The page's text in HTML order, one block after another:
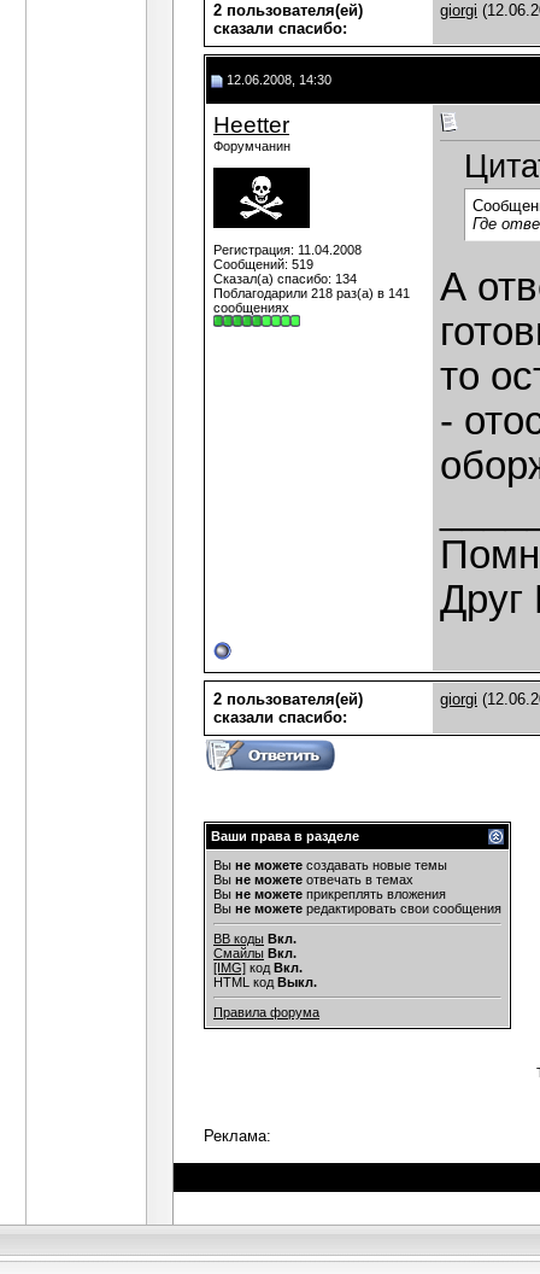
2 пользователя(ей)
сказали cпасибо:
giorgi
12.06.2008, 14:30
Heetter
Форумчанин
Регистрация: 11.04.2008
Сообщений: 519
Сказал(а) спасибо: 134
Поблагодарили 218 раз(а) в 141
сообщениях
Где
А
то
-
Друг
2 пользователя(ей)
сказали cпасибо:
giorgi
Ваши права в разделе
Вы не можете создавать новые темы
Вы не можете отвечать в темах
Вы не можете прикреплять вложения
Вы не можете редактировать свои сообщения
BB коды Вкл.
Смайлы Вкл.
[IMG] код Вкл.
HTML код Выкл.
Правила форума
Реклама: